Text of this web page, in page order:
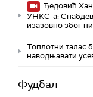
Ђедовић
УНКС-а:
изазовно због
Топлотни талас
наводњавати
Фудбал